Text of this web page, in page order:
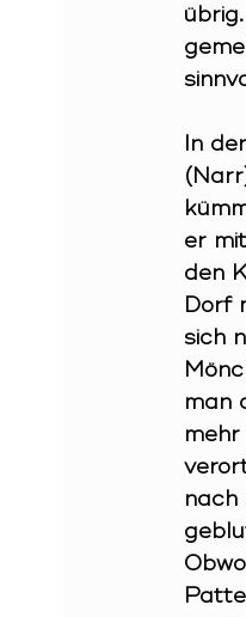
In
er
den
Dorf
sich
man
nach